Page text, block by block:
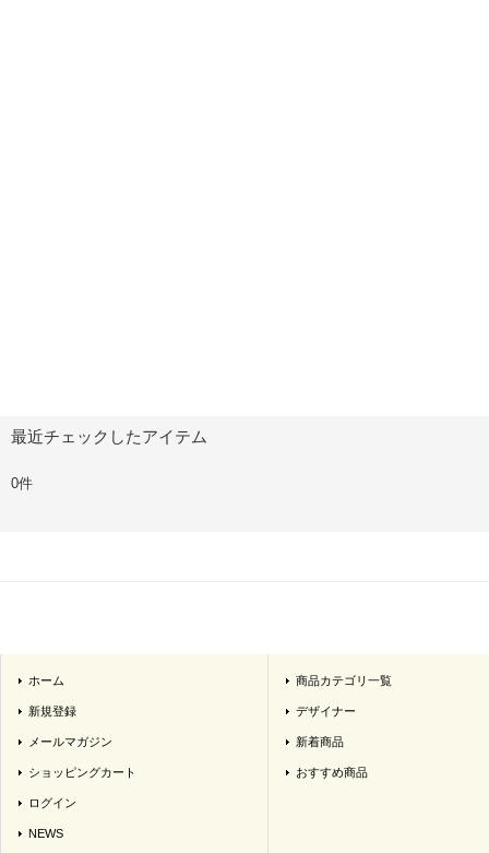
最近チェックしたアイテム
0件
ホーム
新規登録
メールマガジン
ショッピングカート
ログイン
NEWS
商品カテゴリ一覧
デザイナー
新着商品
おすすめ商品